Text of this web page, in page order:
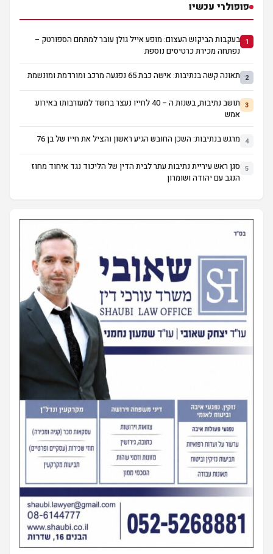
פופולרי עכשיו
1 בעקבות הביקוש העצום: מופע אייל גולן עובר למתחם הספורטק –
נפתחה מכירת כרטיסים נוספת
2 תאונה קשה בנתיבות: אישה כבת 65 נפגעה מרכב ומורדמת ומונשמת
3
תושב נתיבות, בשנות ה – 40 לחייו נעצר בחשד למעורבותו באירוע
אמש
4 מרגש בנתיבות: השכן החובש הגיע ראשון והציל את חייו של בן 76
5 סגן ראש עיריית נתיבות עתר לבית הדין של הליכוד נגד איחוד מחוז
הנגב עם יהודה ושומרון